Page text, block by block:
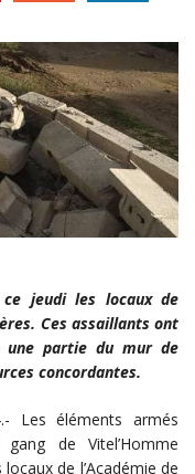
jeudi les locaux de
Ces assaillants ont
une partie du mur de
concordantes.
Les éléments armés
de Vitel’Homme
de l’Académie de